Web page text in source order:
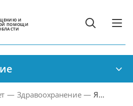
И
ПОМОЩИ
— Здравоохранение — Я